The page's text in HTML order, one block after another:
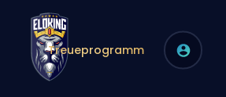
Treueprogramm